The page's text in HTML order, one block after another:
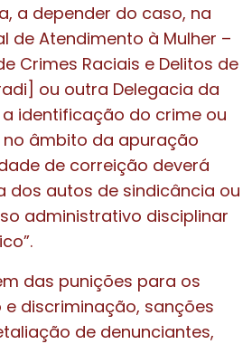
a depender do caso, na
de Atendimento à Mulher –
Crimes Raciais e Delitos de
ou outra Delegacia da
a identificação do crime ou
âmbito da apuração
de correição deverá
dos autos de sindicância ou
administrativo disciplinar
das punições para os
discriminação, sanções
de denunciantes,